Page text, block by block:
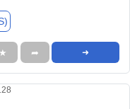
★ ➦ ➜